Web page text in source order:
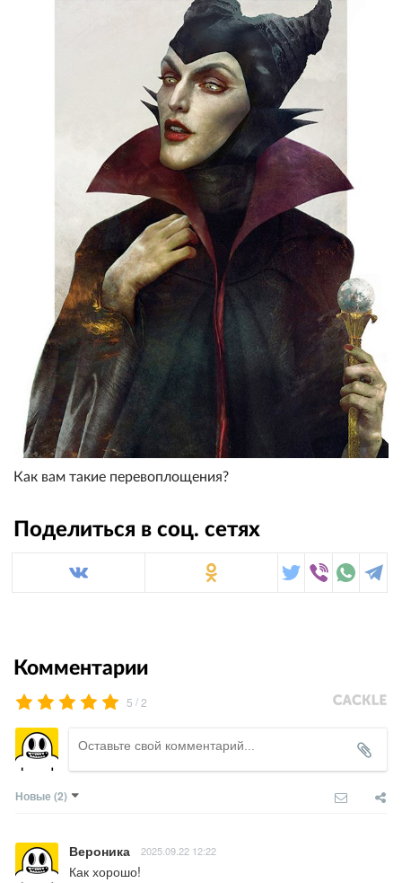
Как вам такие перевоплощения?
Поделиться в соц. сетях
Комментарии
5 /2
Новые (2)
Вероника 2025.09.22 12:22
Как хорошо!